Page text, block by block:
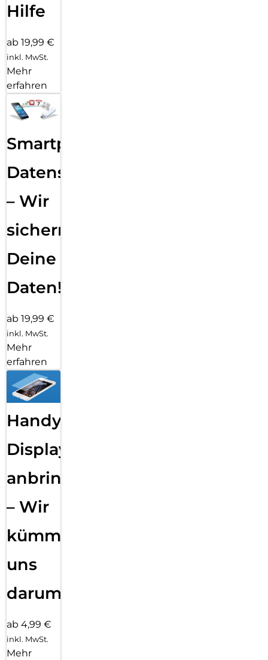
Hilfe
ab 19,99 €
inkl. MwSt.
Mehr
erfahren
Smartphone
Datensicherung
– Wir
sichern
Deine
Daten!
ab 19,99 €
inkl. MwSt.
Mehr
erfahren
Handy
Displayfolie
anbringen
– Wir
kümmern
uns
darum!
ab 4,99 €
inkl. MwSt.
Mehr